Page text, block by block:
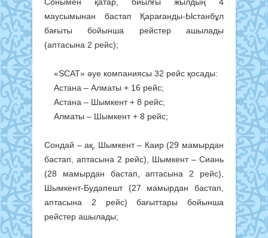
Сонымен қатар, биылғы жылдың 4
маусымынан бастап Қарағанды-Ыстанбұл
бағыты бойынша рейстер ашылады
(аптасына 2 рейс);
«SCAT» әуе компаниясы 32 рейс қосады:
Астана – Алматы + 16 рейс;
Астана – Шымкент + 8 рейс;
Алматы – Шымкент + 8 рейс;
Сондай – ақ, Шымкент – Каир (29 мамырдан
бастап, аптасына 2 рейс), Шымкент – Сиань
(28 мамырдан бастап, аптасына 2 рейс),
Шымкент-Будапешт (27 мамырдан бастап,
аптасына 2 рейс) бағыттары бойынша
рейстер ашылады;